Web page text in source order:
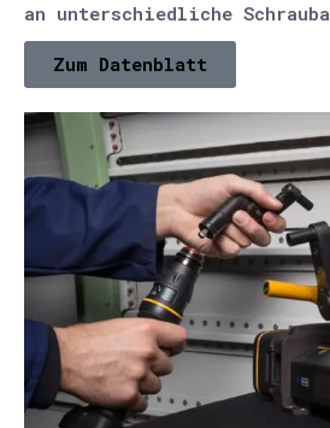
an unterschiedliche
Zum Datenblatt